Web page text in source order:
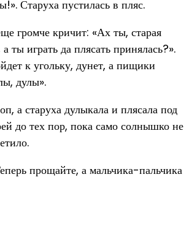
Старуха пустилась в пляс.
громче кричит: «Ах ты, старая
ты играть да плясать принялась?».
к угольку, дунет, а пищики
дулы».
а старуха дулыкала и плясала под
до тех пор, пока само солнышко не
прощайте, а мальчика-пальчика